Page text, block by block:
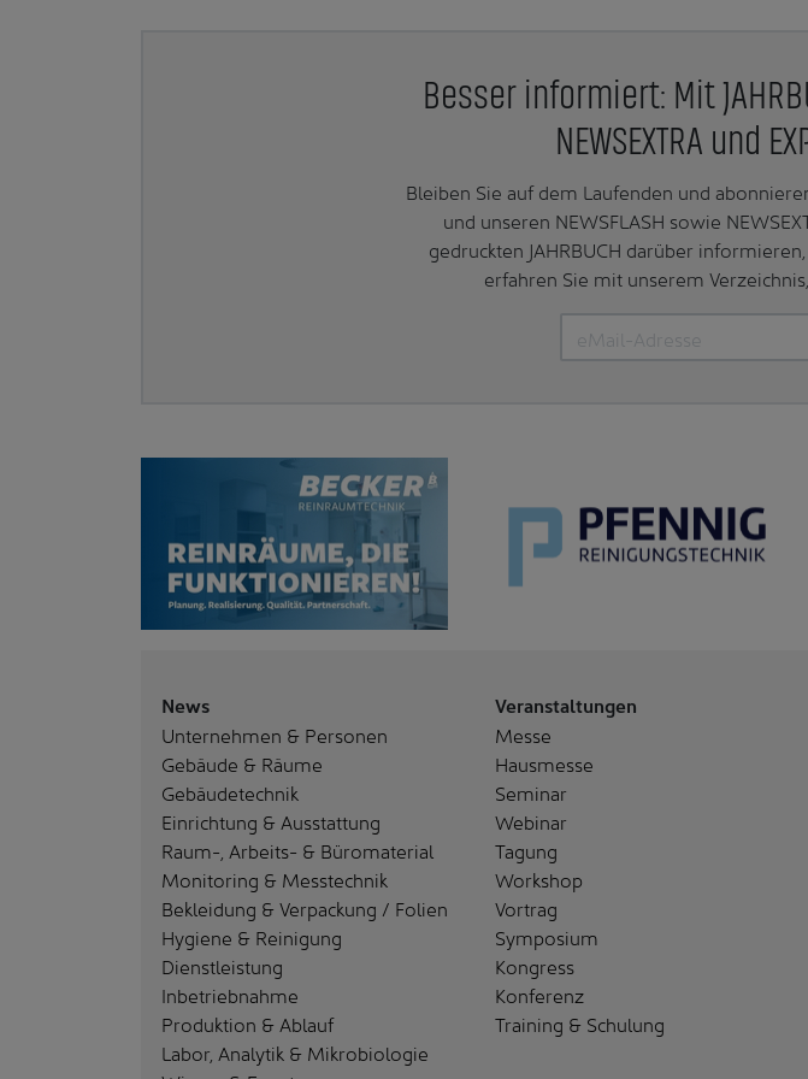
Besser informiert: Mit
NEWSEXTRA und
Bleiben Sie auf dem Laufenden und
und unseren NEWSFLASH sowie
gedruckten JAHRBUCH darüber
erfahren Sie mit unserem
News
Unternehmen & Personen
Gebäude & Räume
Gebäudetechnik
Einrichtung & Ausstattung
Raum-, Arbeits- & Büromaterial
Monitoring & Messtechnik
Bekleidung & Verpackung / Folien
Hygiene & Reinigung
Dienstleistung
Inbetriebnahme
Produktion & Ablauf
Labor, Analytik & Mikrobiologie
Veranstaltungen
Messe
Hausmesse
Seminar
Webinar
Tagung
Workshop
Vortrag
Symposium
Kongress
Konferenz
Training & Schulung